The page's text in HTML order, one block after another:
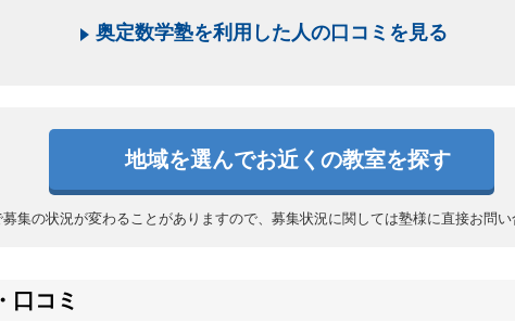
奥定数学塾を利用した人の口コミを見る
地域を選んでお近くの教室を探す
集の状況が変わることがありますので、募集状況に関しては塾様に直接お問
口コミ